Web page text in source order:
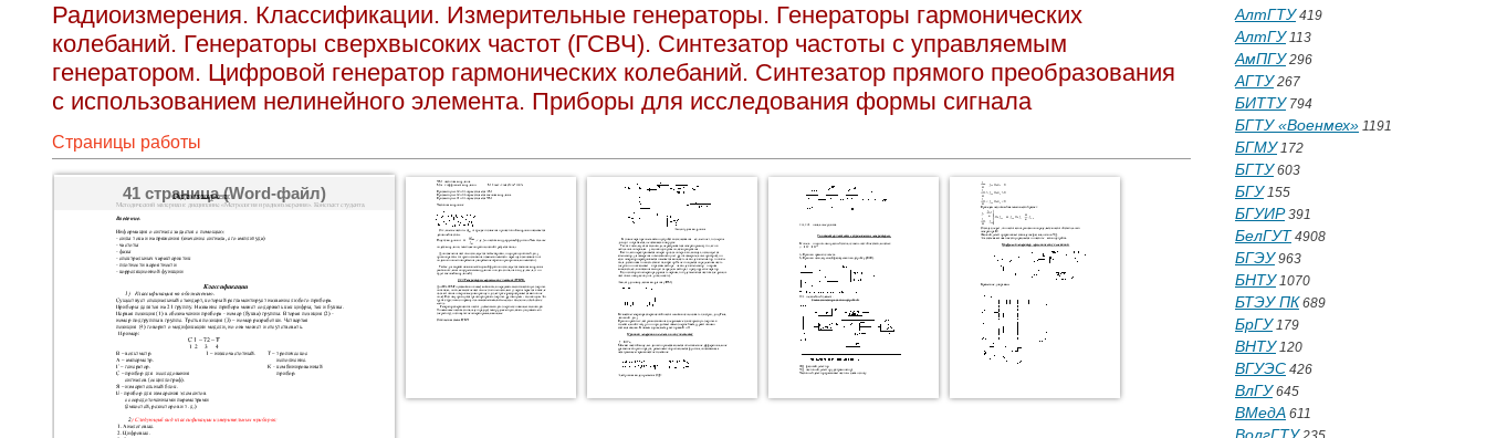
Радиоизмерения. Классификации. Измерительные генераторы. Генераторы гармонических
колебаний. Генераторы сверхвысоких частот (ГСВЧ). Синтезатор частоты с управляемым
генератором. Цифровой генератор гармонических колебаний. Синтезатор прямого преобразования
с использованием нелинейного элемента. Приборы для исследования формы сигнала
Страницы работы
41 страница (Word-файл)
АлтГТУ419
АлтГУ113
АмПГУ296
АГТУ267
БИТТУ794
БГТУ «Военмех» 1191
БГМУ172
БГТУ603
БГУ155
БГУИР391
БелГУТ 4908
БГЭУ963
БНТУ1070
БТЭУ ПК 689
БрГУ179
ВНТУ120
ВГУЭС 426
ВлГУ645
ВМедА 611